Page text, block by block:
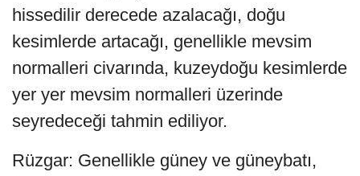
hissedilir derecede azalacağı, doğu
kesimlerde artacağı, genellikle mevsim
normalleri civarında, kuzeydoğu kesimlerde
yer yer mevsim normalleri üzerinde
seyredeceği tahmin ediliyor.
Rüzgar: Genellikle güney ve güneybatı,